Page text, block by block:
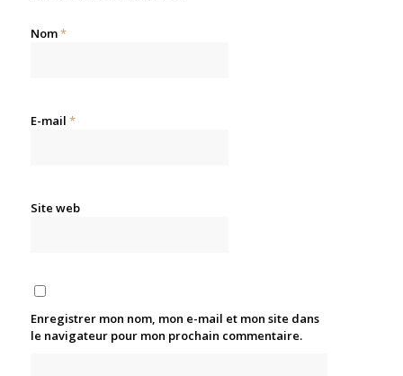
Nom*
E-mail *
Site web
Enregistrer mon nom, mon e-mail et mon site dans
le navigateur pour mon prochain commentaire.